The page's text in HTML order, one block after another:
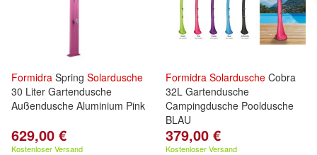
Formidra Spring Solardusche
30 Liter Gartendusche
Außendusche Aluminium Pink
629,00 €
Kostenloser Versand
Formidra Solardusche Cobra
32L Gartendusche
Campingdusche Pooldusche
BLAU
379,00 €
Kostenloser Versand